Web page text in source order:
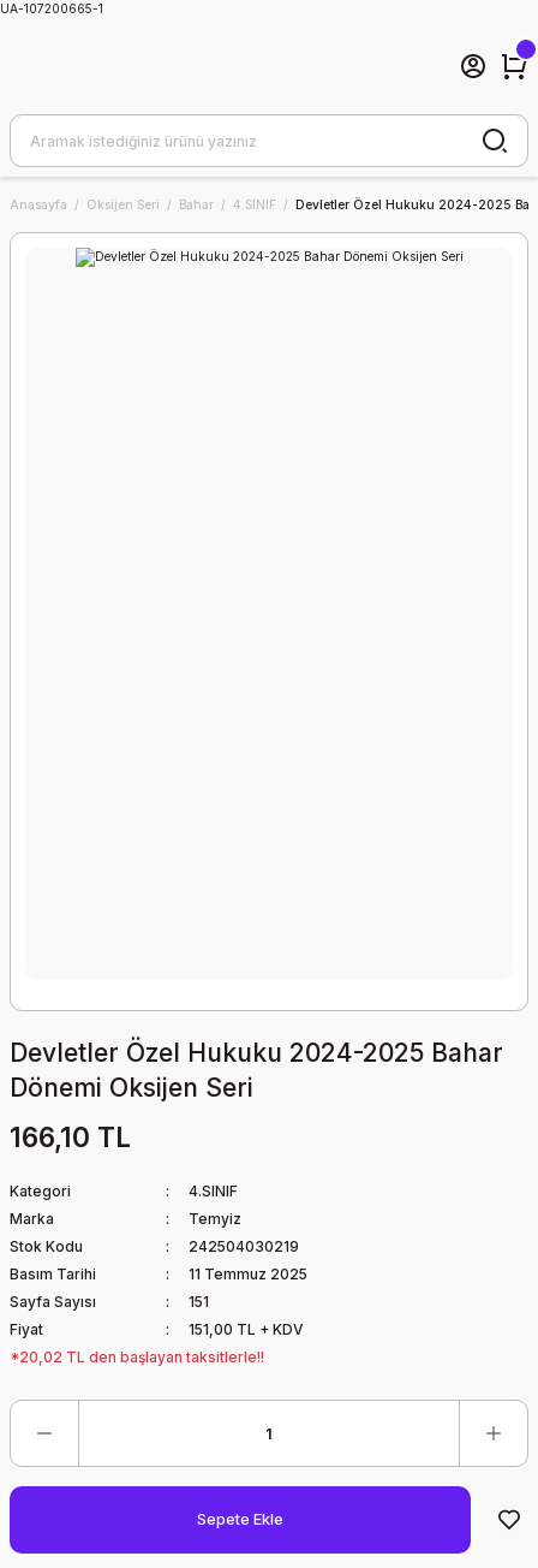
UA-107200665-1
Anasayfa Oksijen Seri Bahar 4.SINIF Devletler Özel Hukuku 2024-2025
Devletler Özel Hukuku 2024-2025 Bahar
Dönemi Oksijen Seri
166,10 TL
Kategori
4.SINIF
Marka
Temyiz
Stok Kodu
242504030219
Basım Tarihi
11 Temmuz 2025
Sayfa Sayısı
151
Fiyat
151,00 TL + KDV
*20,02 TL den başlayan taksitlerle!!
Sepete Ekle